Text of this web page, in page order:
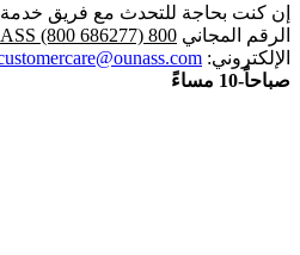
إن كنت بحاجة للتحدث مع فريق خدمة
الرقم المجاني 800 OUNASS (800 686277)
الإلكتروني:
صباحاً-10 مساءً